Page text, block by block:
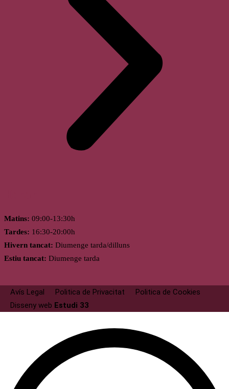
Matins: 09:00-13:30h
Tardes: 16:30-20:00h
Hivern tancat: Diumenge tarda/dilluns
Estiu tancat: Diumenge tarda
Avís Legal Politica de Privacitat
Politica de Cookies
Disseny web Estudi 33